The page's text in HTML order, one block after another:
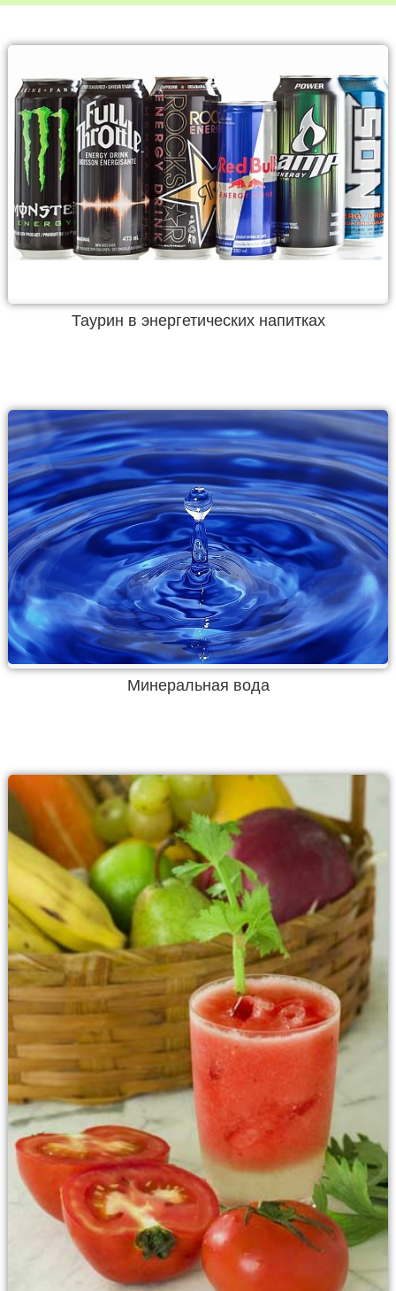
Таурин в энергетических напитках
Минеральная вода